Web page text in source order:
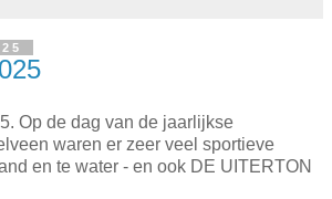
Op de dag van de jaarlijkse
waren er zeer veel sportieve
en te water - en ook DE UITERTON